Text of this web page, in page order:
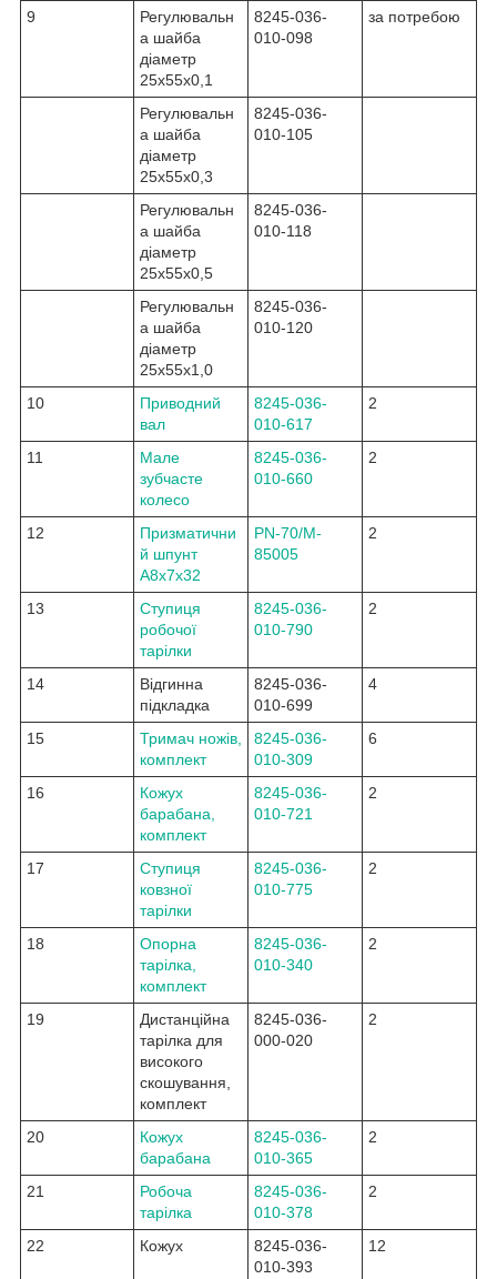
9
Регулювальн
а шайба
діаметр
25x55x0,1
8245-036-
010-098
за потребою
Регулювальн
а шайба
діаметр
25x55x0,3
8245-036-
010-105
Регулювальн
а шайба
діаметр
25x55x0,5
8245-036-
010-118
Регулювальн
а шайба
діаметр
25x55x1,0
8245-036-
010-120
10
Приводний
вал
8245-036-
010-617
2
11
Мале
зубчасте
колесо
8245-036-
010-660
2
12
Призматични
й шпунт
A8x7x32
PN-70/M-
85005
2
13
Ступиця
робочої
тарілки
8245-036-
010-790
2
14
Відгинна
підкладка
8245-036-
010-699
4
15
Тримач ножів,
комплект
8245-036-
010-309
6
16
Кожух
барабана,
комплект
8245-036-
010-721
2
17
Ступиця
ковзної
тарілки
8245-036-
010-775
2
18
Опорна
тарілка,
комплект
8245-036-
010-340
2
19
Дистанційна
тарілка для
високого
скошування,
комплект
8245-036-
000-020
2
20
Кожух
барабана
8245-036-
010-365
2
21
Робоча
тарілка
8245-036-
010-378
2
22 Кожух
8245-036-
010-393
12